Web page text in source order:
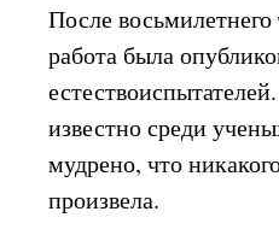
После
работа была
известно среди
мудрено, что
произвела.